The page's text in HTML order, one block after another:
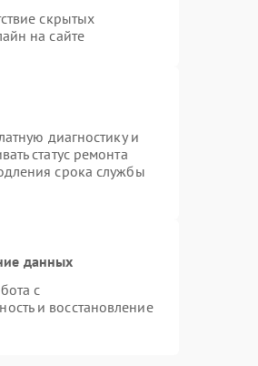
скрытых
на сайте
диагностику и
статус ремонта
срока службы
данных
с
и восстановление